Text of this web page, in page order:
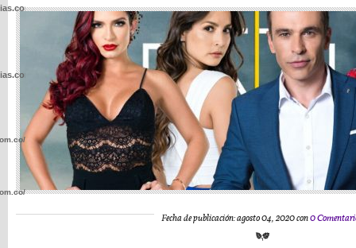
Fecha de publicación: agosto 04, 2020 con0
wp-
wp-
wp-
wp-